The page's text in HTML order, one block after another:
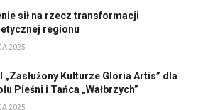
sił na rzecz transformacji
regionu
2025
„Zasłużony Kulturze Gloria Artis” dla
Pieśni i Tańca „Wałbrzych”
2025